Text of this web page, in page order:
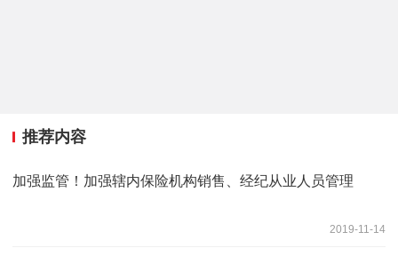
推荐内容
加强监管！加强辖内保险机构销售、经纪从业人员管理
2019-11-14